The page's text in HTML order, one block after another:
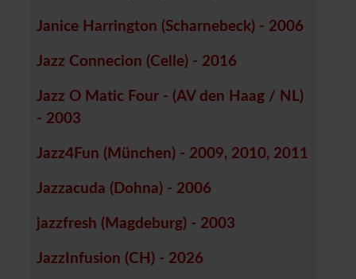
Janice Harrington (Scharnebeck) - 2006
Jazz Connecion (Celle) - 2016
Jazz O Matic Four - (AV den Haag / NL)
- 2003
Jazz4Fun (München) - 2009, 2010, 2011
Jazzacuda (Dohna) - 2006
jazzfresh (Magdeburg) - 2003
JazzInfusion (CH) - 2026